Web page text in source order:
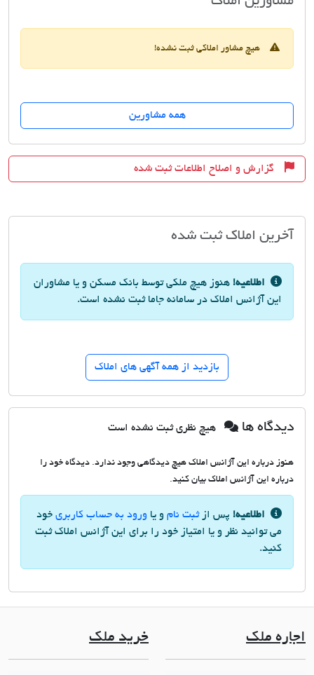
هیچ مشاور املاکی ثبت نشده!
همه مشاورین
گزارش و اصلاح اطلاعات ثبت شده
آخرین املاک ثبت شده
اطلاعیه! هنوز هیچ ملکی توسط بانک مسکن و یا مشاوران
این آژانس املاک در سامانه جاما ثبت نشده است.
بازدید از همه آگهی های املاک
دیدگاه ها هیچ نظری ثبت نشده است
هنوز درباره این آژانس املاک هیچ دیدگاهی وجود ندارد. دیدگاه خود را
درباره این آژانس املاک بیان کنید.
اطلاعیه! پس ازثبت نام و یا ورود به حساب کاربری خود
می توانید نظر و یا امتیاز خود را برای این آژانس املاک ثبت
کنید.
اجاره ملک خرید ملک